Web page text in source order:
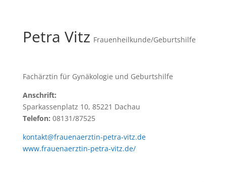
Petra Vitz Frauenheilkunde/Geburtshilfe
Fachärztin für Gynäkologie und Geburtshilfe
Anschrift:
Sparkassenplatz 10, 85221 Dachau
Telefon: 08131/87525
kontakt@frauenaerztin-petra-vitz.de
www.frauenaerztin-petra-vitz.de/